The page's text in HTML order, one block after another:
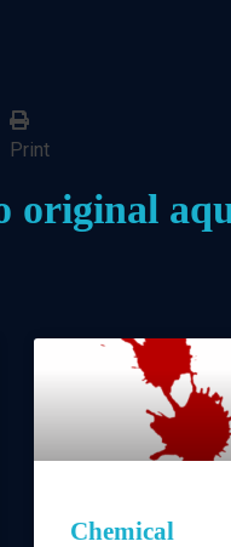
Print
original
Chemical